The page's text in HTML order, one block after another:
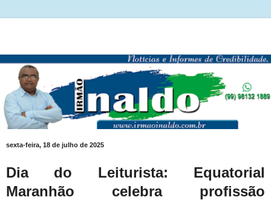
sexta-feira, 18 de julho de 2025
Dia do Leiturista: Equatorial
Maranhão celebra profissão